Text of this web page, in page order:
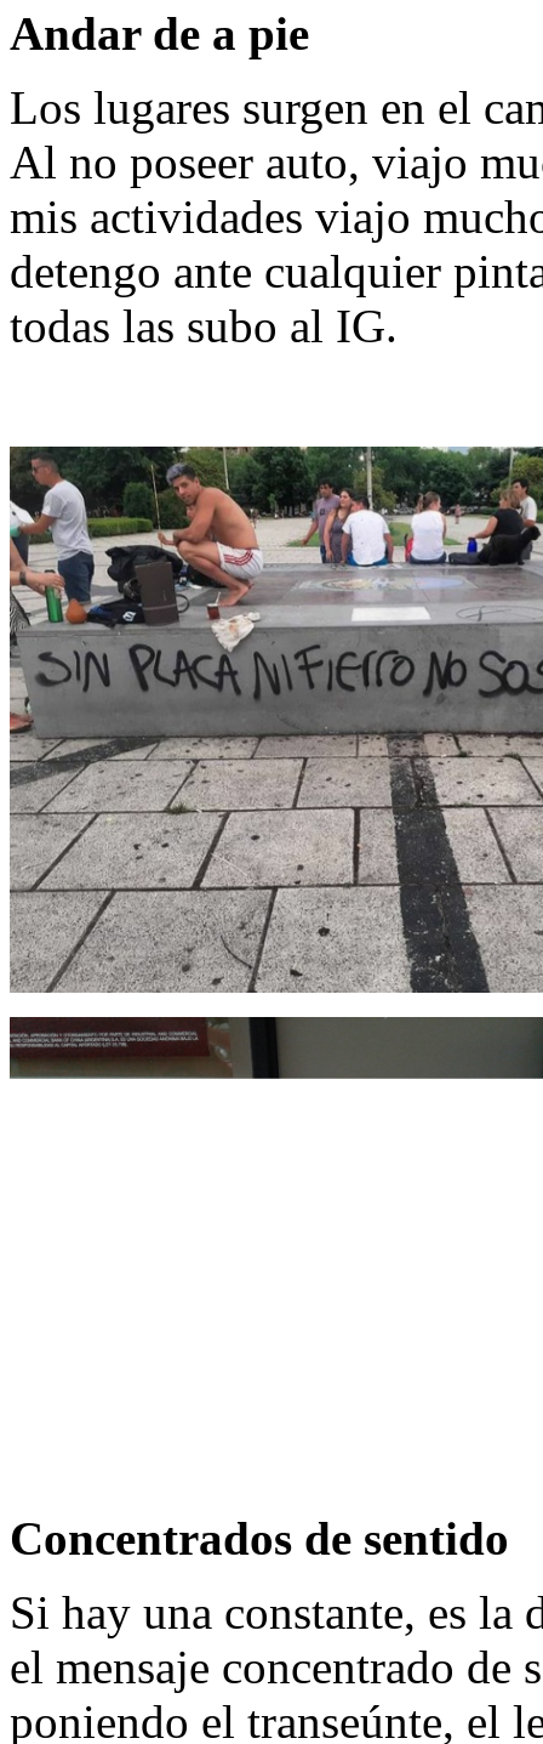
Andar de a pie
Los lugares surgen en el
Al no poseer auto, viajo
mis actividades viajo
detengo ante cualquier
todas las subo al IG.
Concentrados de sentido
Si hay una constante, es la
el mensaje concentrado
poniendo el transeúnte, el